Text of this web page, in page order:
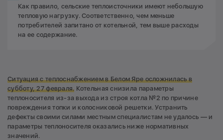
Как правило, сельские теплоисточники имеют небольшую
тепловую нагрузку. Соответственно, чем меньше
потребителей запитано от котельной, тем выше расходы
на ее содержание.
Ситуация с теплоснабжением в Белом Яре осложнилась в
субботу, 27 февраля. Котельная снизила параметры
теплоносителя из-за выхода из строя котла №2 по причине
повреждения топки и колосниковой решетки. Устранить
дефекты своими силами местным специалистам не удалось — и
параметры теплоносителя оказались ниже нормативных
значений.